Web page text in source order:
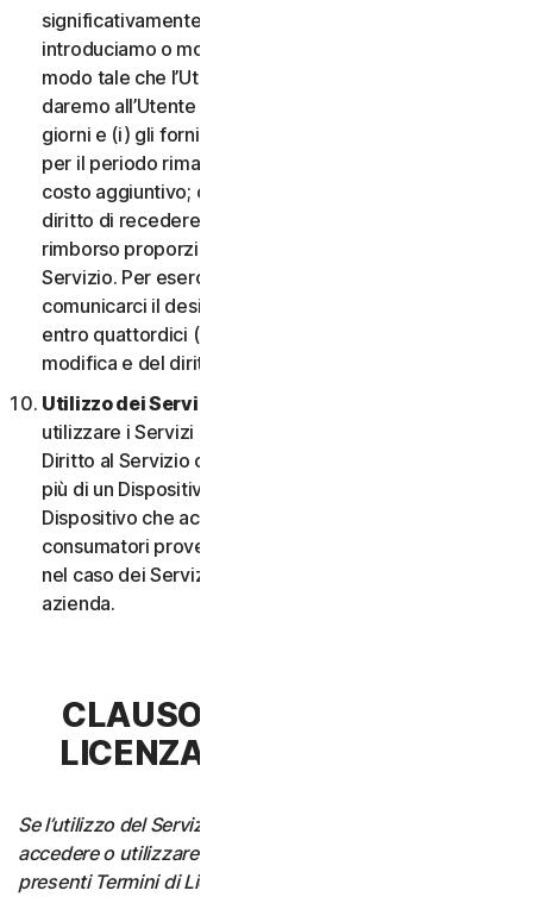
significativamente dannosa per l’Utente o
introduciamo o modifichiamo i criteri di idoneità in
modo tale che l’Utente non abbia più diritto ai Servizi,
daremo all’Utente un preavviso di quattordici (14)
giorni e (i) gli forniremo servizi comparabili o superiori
per il periodo rimanente del Servizio senza alcun
costo aggiuntivo; oppure (ii) concederemo all’Utente il
diritto di recedere dal contratto e ricevere un
rimborso proporzionale per il periodo rimanente del
Servizio. Per esercitare questo diritto, l’Utente deve
comunicarci il desiderio di rescindere il contratto
entro quattordici (14) giorni dalla notifica della
modifica e del diritto di rescissione.
Utilizzo dei Servizi in una rete.
utilizzare i Servizi su una rete a condizione che il
Diritto al Servizio consenta di accedere o utilizzarli su
più di un Dispositivo e a condizione che ogni
Dispositivo che accede a o utilizza i Servizi per i
consumatori provenga da un unico nucleo familiare o,
nel caso dei Servizi aziendali, da un’unica Piccola
azienda.
CLAUSOLA 3 - TERMINI DI
LICENZA DEL SOFTWARE
Se l’utilizzo del Servizio richiede di scaricare, installare,
accedere o utilizzare il Software su un Dispositivo, i
presenti Termini di Licenza si applicano anche all’utilizzo